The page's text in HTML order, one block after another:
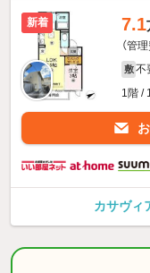
新着 7.1
（管
敷 不
1階 /
カサヴィ